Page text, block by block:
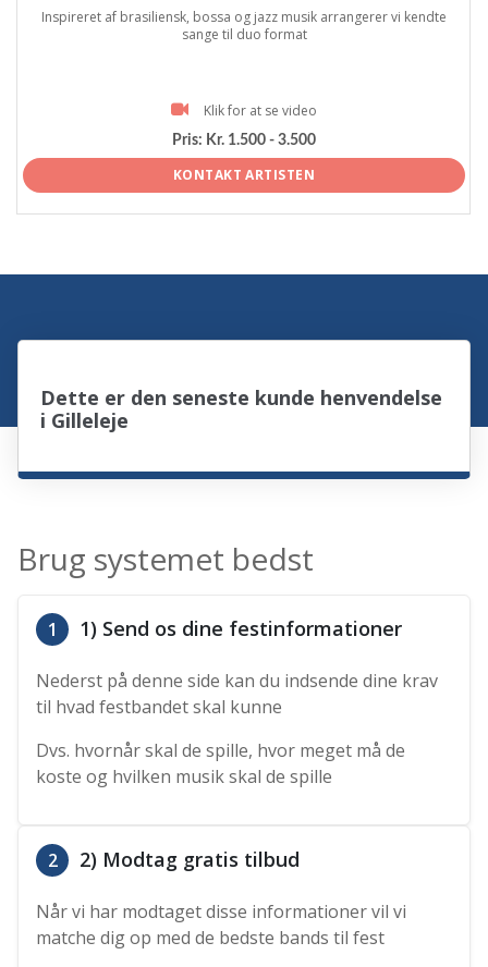
Inspireret af brasiliensk, bossa og jazz musik arrangerer vi kendte
sange til duo format
Klik for at se video
Pris: Kr. 1.500 - 3.500
KONTAKT ARTISTEN
Dette er den seneste kunde henvendelse
i Gilleleje
Brug systemet bedst
1 1) Send os dine festinformationer
Nederst på denne side kan du indsende dine krav
til hvad festbandet skal kunne
Dvs. hvornår skal de spille, hvor meget må de
koste og hvilken musik skal de spille
2 2) Modtag gratis tilbud
Når vi har modtaget disse informationer vil vi
matche dig op med de bedste bands til fest